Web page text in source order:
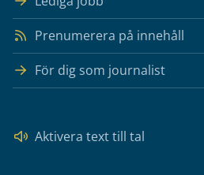
Prenumerera på innehåll
För dig som journalist
Aktivera text till tal